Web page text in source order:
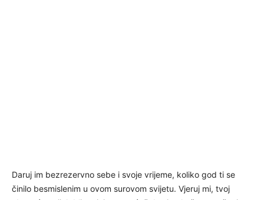
Daruj im bezrezervno sebe i svoje vrijeme, koliko god ti se
činilo besmislenim u ovom surovom svijetu. Vjeruj mi, tvoj